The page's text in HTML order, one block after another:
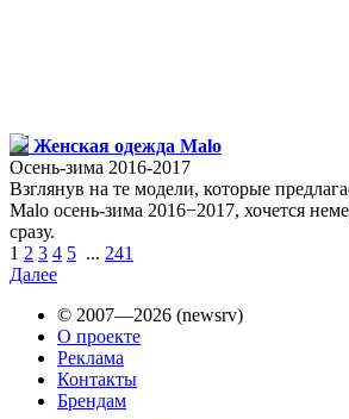
Женская одежда Malo
Осень-зима 2016-2017
Взглянув на те модели, которые
Malo осень-зима 2016−2017, хочется
сразу.
1 2 3 4 5 ... 241
Далее
© 2007—2026 (newsrv)
О проекте
Реклама
Контакты
Брендам